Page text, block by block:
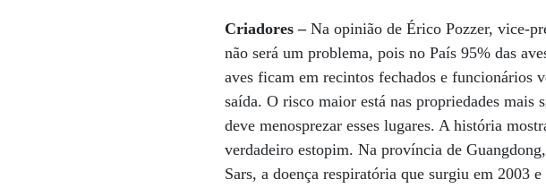
Criadores –Na opinião de Érico Pozzer, vice-
não será um problema, pois no País 95% das
aves ficam em recintos fechados e funcionários
saída. O risco maior está nas propriedades
deve menosprezar esses lugares. A história
verdadeiro estopim. Na província de
Sars, a doença respiratória que surgiu em 2003